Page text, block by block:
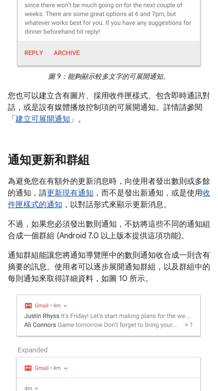
圖 9：能夠顯示較多文字的可展開通知。
您也可以建立含有圖片、採用收件匣樣式、包含即時通訊對
話，或是設有媒體播放控制項的可展開通知。詳情請參閱
「建立可展開通知 」。
通知更新和群組
為避免您在有額外的更新消息時，向使用者發出數則或多餘
的通知，請更新現有通知 ，而不是發出新通知，或是使用收
件匣樣式的通知 ，以對話形式來顯示更新消息。
不過，如果您必須發出數則通知，不妨將這些不同的通知組
合成一個群組 (Android 7.0 以上版本提供這項功能)。
通知群組能讓您將通知導覽匣中的數則通知收合成一則含有
摘要的訊息。使用者可以逐步展開通知群組，以及群組中的
每則通知來取得詳細資料，如圖 10 所示。